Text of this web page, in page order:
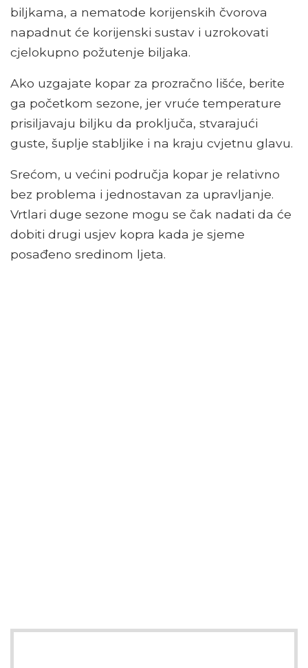
biljkama, a nematode korijenskih čvorova
napadnut će korijenski sustav i uzrokovati
cjelokupno požutenje biljaka.
Ako uzgajate kopar za prozračno lišće, berite
ga početkom sezone, jer vruće temperature
prisiljavaju biljku da proključa, stvarajući
guste, šuplje stabljike i na kraju cvjetnu glavu.
Srećom, u većini područja kopar je relativno
bez problema i jednostavan za upravljanje.
Vrtlari duge sezone mogu se čak nadati da će
dobiti drugi usjev kopra kada je sjeme
posađeno sredinom ljeta.